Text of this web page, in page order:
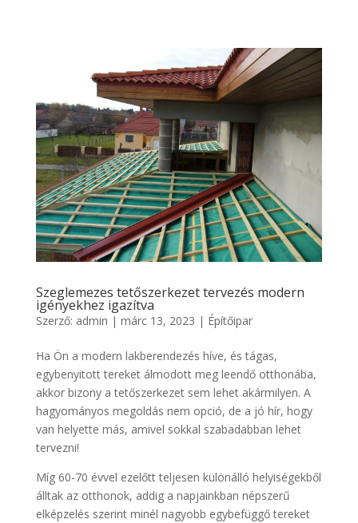
Szeglemezes tetőszerkezet tervezés modern
igényekhez igazítva
Szerző: admin | márc 13, 2023 | Építőipar
Ha Ön a modern lakberendezés híve, és tágas,
egybenyitott tereket álmodott meg leendő otthonába,
akkor bizony a tetőszerkezet sem lehet akármilyen. A
hagyományos megoldás nem opció, de a jó hír, hogy
van helyette más, amivel sokkal szabadabban lehet
tervezni!
Míg 60-70 évvel ezelőtt teljesen különálló helyiségekből
álltak az otthonok, addig a napjainkban népszerű
elképzelés szerint minél nagyobb egybefüggő tereket